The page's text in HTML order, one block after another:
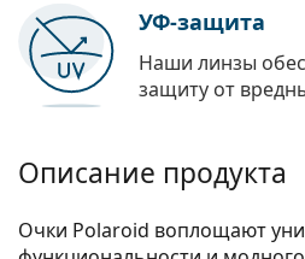
УФ-защита
Наши линзы
защиту от
Описание продукта
Очки Polaroid воплощают